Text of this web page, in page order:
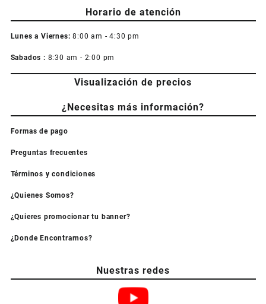
Horario de atención
Lunes a Viernes: 8:00 am - 4:30 pm
Sabados : 8:30 am - 2:00 pm
Visualización de precios
¿Necesitas más información?
Formas de pago
Preguntas frecuentes
Términos y condiciones
¿Quienes Somos?
¿Quieres promocionar tu banner?
¿Donde Encontrarnos?
Nuestras redes